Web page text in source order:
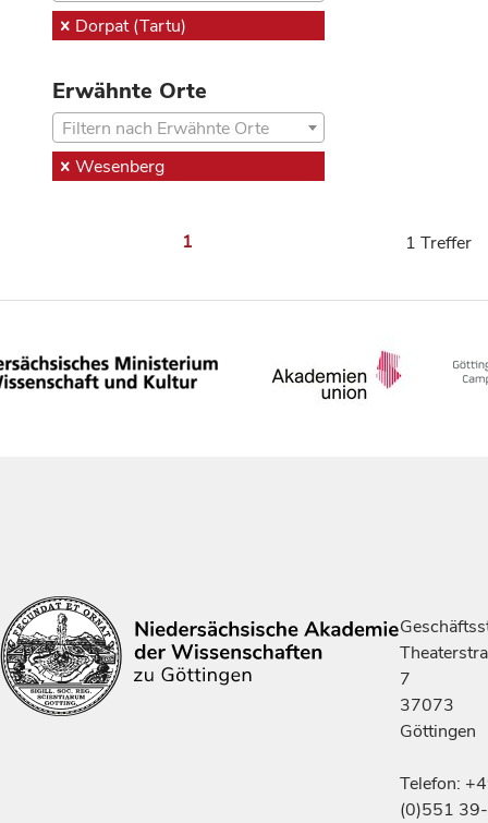
Dorpat (Tartu)
Erwähnte Orte
Filtern nach Erwähnte Orte
Wesenberg
1 1 Treffer
7
37073
Göttingen
Telefon:
(0)551 39-